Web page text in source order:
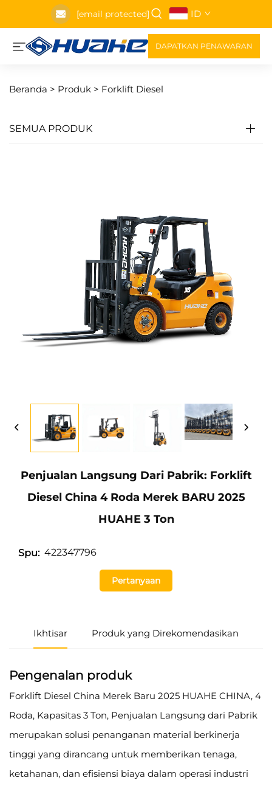
[email protected] ID
DAPATKAN PENAWARAN
Beranda > Produk > Forklift Diesel
SEMUA PRODUK
Penjualan Langsung Dari Pabrik: Forklift
Diesel China 4 Roda Merek BARU 2025
HUAHE 3 Ton
Spu: 422347796
Pertanyaan
Ikhtisar Produk yang Direkomendasikan
Pengenalan produk
Forklift Diesel China Merek Baru 2025 HUAHE CHINA, 4
Roda, Kapasitas 3 Ton, Penjualan Langsung dari Pabrik
merupakan solusi penanganan material berkinerja
tinggi yang dirancang untuk memberikan tenaga,
ketahanan, dan efisiensi biaya dalam operasi industri